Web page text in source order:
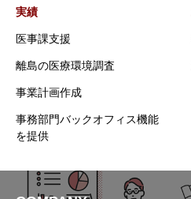
実績
医事課支援
離島の医療環境調査
事業計画作成
事務部門バックオフィス機能
を提供